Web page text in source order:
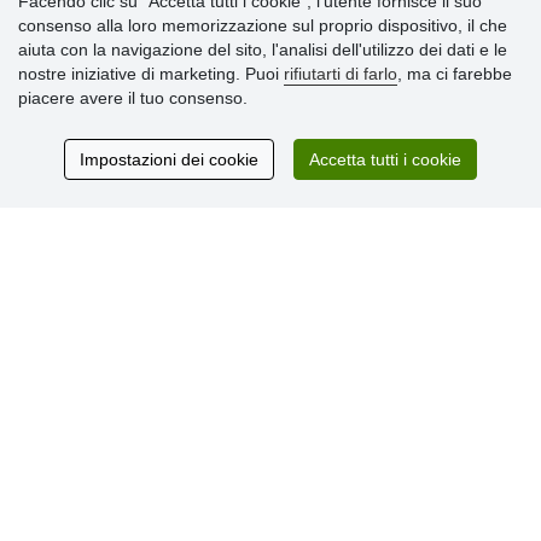
» Consegna e pagamento
» Garanzia e resi
» Programma fedeltà
Recensioni
dei clienti
consenso alla loro memorizzazione sul proprio dispositivo, il che
aiuta con la navigazione del sito, l'analisi dell'utilizzo dei dati e le
nostre iniziative di marketing. Puoi rifiutarti di farlo , ma ci farebbe
piacere avere il tuo consenso.
Impostazioni dei cookie Accetta tutti i cookie